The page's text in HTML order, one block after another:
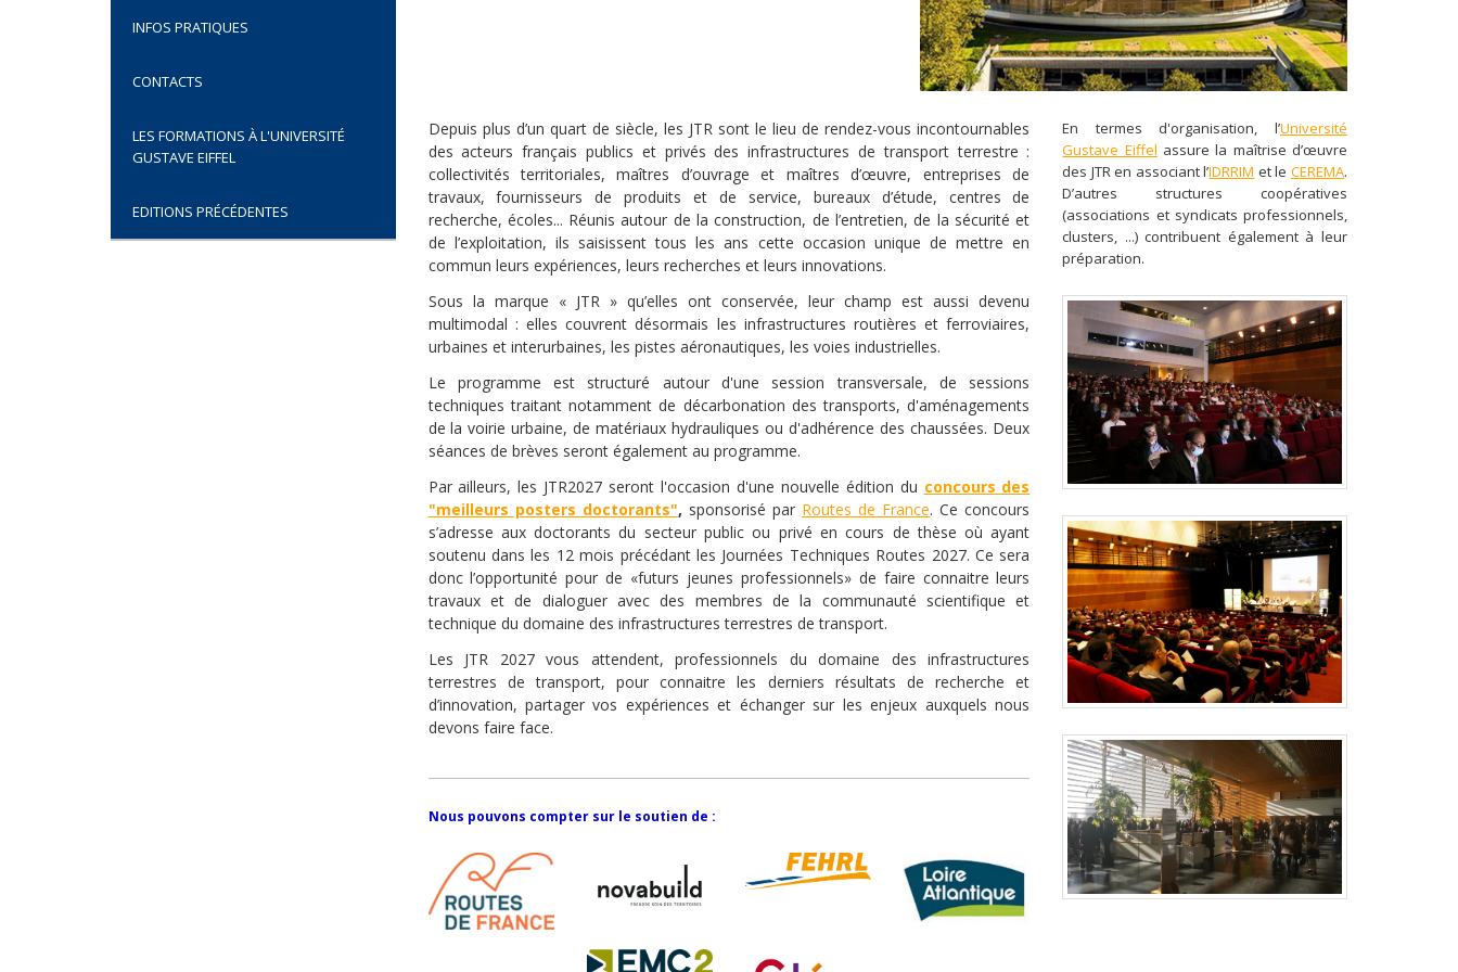
INFOS PRATIQUES
CONTACTS
LES FORMATIONS À L'UNIVERSITÉ
GUSTAVE EIFFEL
EDITIONS PRÉCÉDENTES
Depuis plus d’un quart de siècle, les JTR sont le lieu de rendez-vous incontournables
des acteurs français publics et privés des infrastructures de transport terrestre :
collectivités territoriales, maîtres d’ouvrage et maîtres d’œuvre, entreprises de
travaux, fournisseurs de produits et de service, bureaux d’étude, centres de
recherche, écoles... Réunis autour de la construction, de l’entretien, de la sécurité et
de l’exploitation, ils saisissent tous les ans cette occasion unique de mettre en
commun leurs expériences, leurs recherches et leurs innovations.
Sous la marque « JTR » qu’elles ont conservée, leur champ est aussi devenu
multimodal : elles couvrent désormais les infrastructures routières et ferroviaires,
urbaines et interurbaines, les pistes aéronautiques, les voies industrielles.
Le programme est structuré autour d'une session transversale, de sessions
techniques traitant notamment de décarbonation des transports, d'aménagements
de la voirie urbaine, de matériaux hydrauliques ou d'adhérence des chaussées. Deux
séances de brèves seront également au programme.
Par ailleurs, les JTR2027 seront l'occasion d'une nouvelle édition du concours des
"meilleurs posters doctorants", sponsorisé par Routes de France. Ce concours
s’adresse aux doctorants du secteur public ou privé en cours de thèse où ayant
soutenu dans les 12 mois précédant les Journées Techniques Routes 2027. Ce sera
donc l’opportunité pour de «futurs jeunes professionnels» de faire connaitre leurs
travaux et de dialoguer avec des membres de la communauté scientifique et
technique du domaine des infrastructures terrestres de transport.
Les JTR 2027 vous attendent, professionnels du domaine des infrastructures
terrestres de transport, pour connaitre les derniers résultats de recherche et
d’innovation, partager vos expériences et échanger sur les enjeux auxquels nous
devons faire face.
Nous pouvons compter sur le soutien de :
En termes d'organisation, l’Université
Gustave Eiffel assure la maîtrise d’œuvre
des JTR en associant l’IDRRIM et le CEREMA.
D’autres structures coopératives
(associations et syndicats professionnels,
clusters, ...) contribuent également à leur
préparation.